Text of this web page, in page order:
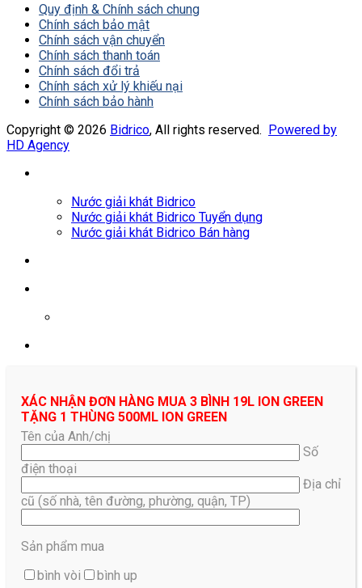
Quy định & Chính sách chung
Chính sách bảo mật
Chính sách vận chuyển
Chính sách thanh toán
Chính sách đổi trả
Chính sách xử lý khiếu nại
Chính sách bảo hành
Copyright © 2026 Bidrico, All rights reserved. Powered by
HD Agency
Nước giải khát Bidrico
Nước giải khát Bidrico Tuyển dụng
Nước giải khát Bidrico Bán hàng
XÁC NHẬN ĐƠN HÀNG MUA 3 BÌNH 19L ION GREEN
TẶNG 1 THÙNG 500ML ION GREEN
Tên của Anh/chị
Số
điện thoại
Địa chỉ
cũ (số nhà, tên đường, phường, quận, TP)
Sản phẩm mua
bình vòi
bình up